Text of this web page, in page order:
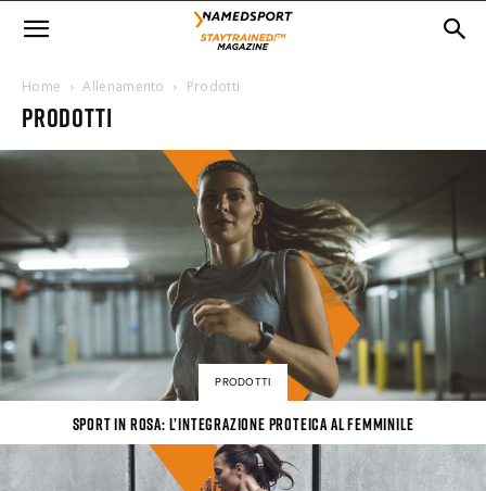
Home Allenamento Prodotti
PRODOTTI
PRODOTTI
Sport in rosa: l’integrazione proteica al femminile